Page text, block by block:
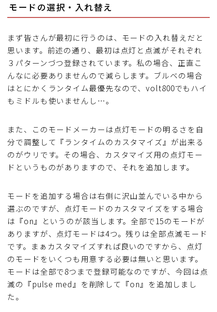
モードの選択・入れ替え
まず皆さんが最初に行うのは、モードの入れ替えだと
思います。前述の通り、最初は点灯と点滅がそれぞれ
３パターンづつ登録されています。私の場合、正直こ
んなに必要ありませんので減らします。ブルベの場合
はとにかくランタイム最優先なので、volt800でもハイ
もミドルも使いませんし…。
また、このモードメーカーは点灯モードの明るさを自
分で調整して『ランタイムのカスタマイズ』が出来る
のがウリです。その場合、カスタマイズ用の点灯モー
ドというものがありますので、それを追加します。
モードを追加する場合は右側に沢山並んでいる中から
選ぶのですが、点灯モードのカスタマイズをする場合
は『on』というのが該当します。全部で15のモードが
ありますが、点灯モードは4つ。残りは全部点滅モード
です。まぁカスタマイズすれば良いのですから、点灯
のモードをいくつも用意する必要は無いと思います。
モードは全部で8つまで登録可能なのですが、今回は点
滅の『pulse med』を削除して『on』を追加しまし
た。